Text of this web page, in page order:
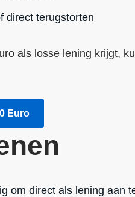
direct terugstorten
als losse lening krijgt,
Euro
om direct als lening aan